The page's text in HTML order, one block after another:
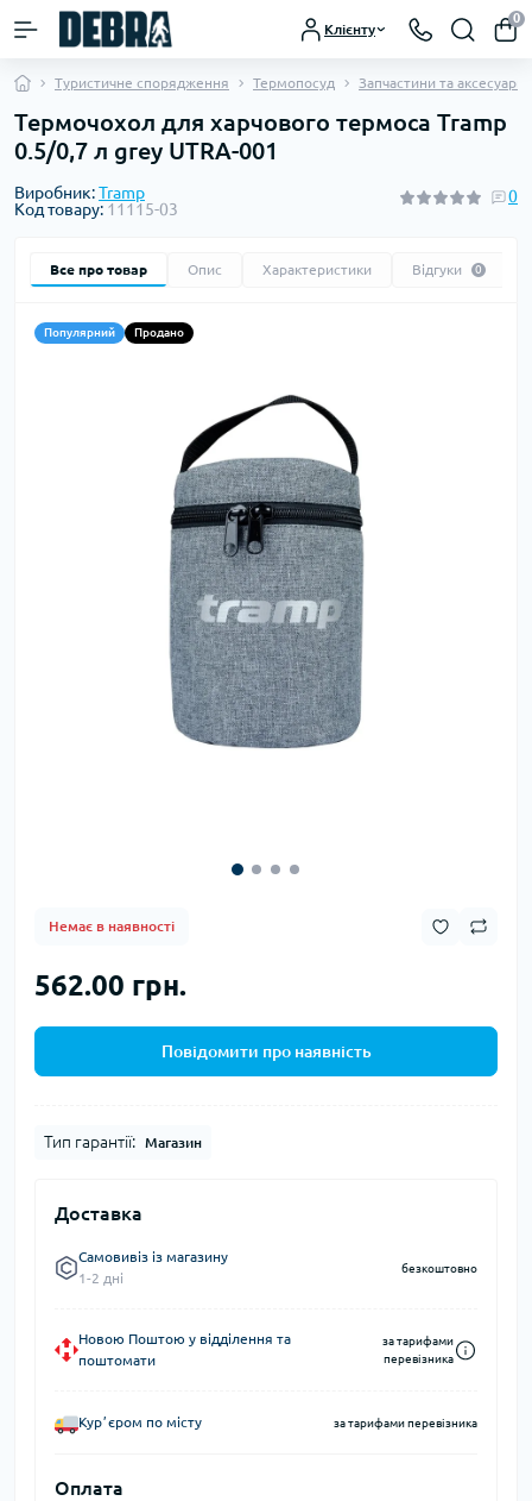
Клієнту
0
Туристичне спорядження Термопосуд Запчастини та
Термочохол для харчового термоса Tramp
0.5/0,7 л grey UTRA-001
Виробник:Tramp
Код товару: 11115-03
0
Все про товар Опис Характеристики Відгуки 0
Популярний Продано
Немає в наявності
562.00 грн.
Повідомити про наявність
Тип гарантії: Магазин
Доставка
Самовивіз із магазину
1-2 дні
безкоштовно
Новою Поштою у відділення та
поштомати
за тарифами
перевізника
Курʼєром по місту за тарифами перевізника
Оплата